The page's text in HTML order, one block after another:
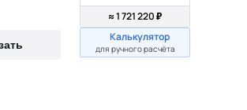
≈ 1 721 220 ₽
Калькулятор
для ручного расчёта